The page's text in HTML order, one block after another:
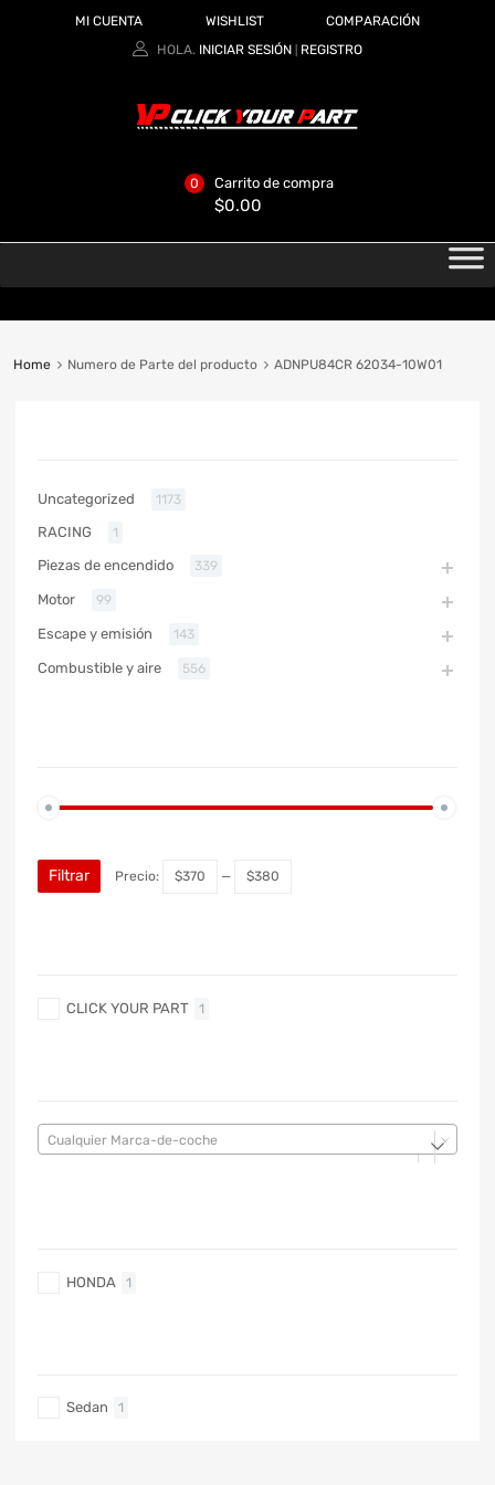
MI CUENTA WISHLIST
COMPARACIÓN
HOLA. INICIAR SESIÓN REGISTRO
Carrito de compra
$0.00
0
Home Numero de Parte del producto ADNPU84CR 62034-10W01
Uncategorized 1173
RACING 1
Piezas de encendido 339
Motor 99
Escape y emisión 143
Combustible y aire 556
Filtrar Precio: $370 — $380
CLICK YOUR PART 1
Cualquier Marca-de-coche
HONDA 1
Sedan 1